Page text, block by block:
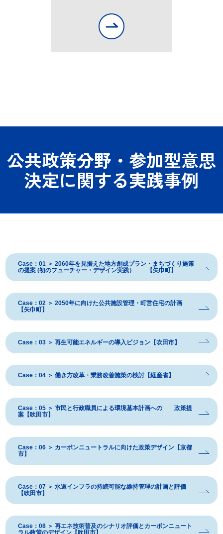
公共政策分野・参加型意思
決定に関する実践事例
Case：01 ＞ 2060年を見据えた地方創成プラン・まちづくり施策
の提案 (初のフューチャー・デザイン実践） 【矢巾町】
Case：02 ＞ 2050年に向けた公共施設管理・町営住宅の計画
【矢巾町】
Case：03 ＞ 再生可能エネルギーの導入ビジョン【吹田市】
Case：04 ＞ 働き方改革・業務改善施策の検討【経産省】
Case：05 ＞ 市民と行政職員による環境基本計画への 政策提
案【吹田市】
Case：06 ＞ カーボンニュートラルに向けた政策デザイン【京都
市】
Case：07 ＞ 水道インフラの持続可能な維持管理の計画と評価
【吹田市】
Case：08 ＞ 再エネ技術普及のシナリオ評価とカーボンニュート
ラル政策のデザイン【吹田市】